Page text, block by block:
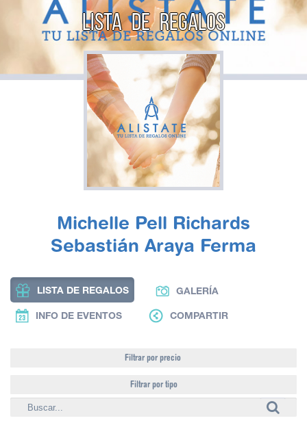
LISTA DE REGALOS
Michelle Pell Richards
Sebastián Araya Ferma
LISTA DE REGALOS GALERÍA
INFO DE EVENTOS COMPARTIR
Filtrar por precio
Filtrar por tipo